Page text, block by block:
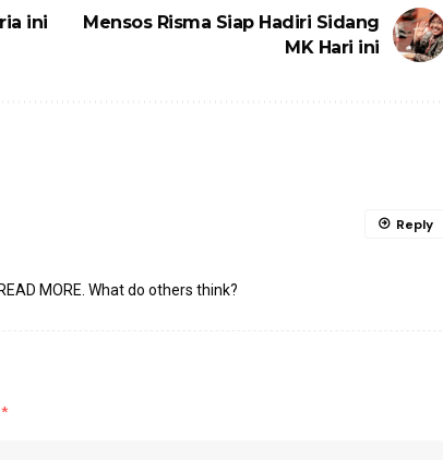
ini
Mensos Risma Siap Hadiri Sidang
MK Hari ini
READ MORE. What do others think?
Reply
*